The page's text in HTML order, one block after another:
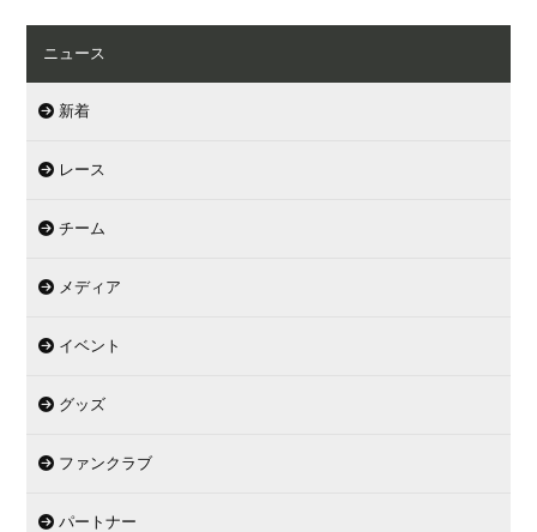
ニュース
新着
レース
チーム
メディア
イベント
グッズ
ファンクラブ
パートナー